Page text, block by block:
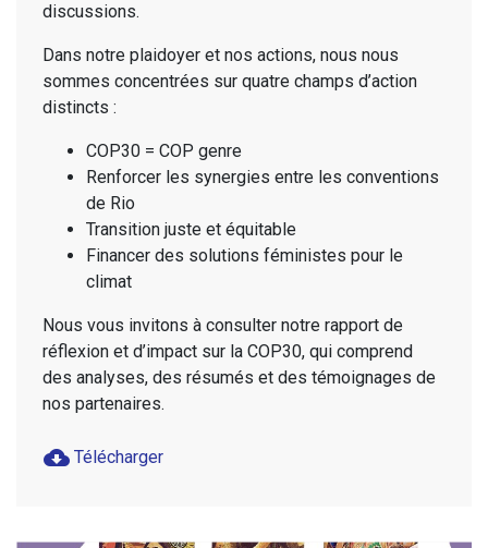
discussions.
Dans notre plaidoyer et nos actions, nous nous
sommes concentrées sur quatre champs d’action
distincts :
COP30 = COP genre
Renforcer les synergies entre les conventions
de Rio
Transition juste et équitable
Financer des solutions féministes pour le
climat
Nous vous invitons à consulter notre rapport de
réflexion et d’impact sur la COP30, qui comprend
des analyses, des résumés et des témoignages de
nos partenaires.
cloud_download Télécharger